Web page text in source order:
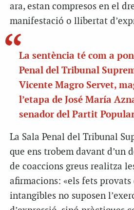
ara, estan compresos en el
manifestació o llibertat
La sentència té com a
Penal del Tribunal
Vicente Magro Servet,
l’etapa de José María
senador del Partit
La Sala Penal del Tribunal
que ens trobem davant d’un
de coaccions greus realitza
afirmacions: «els fets provats
intangibles no suposen